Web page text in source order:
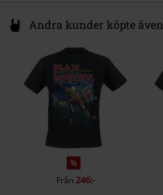
Andra kunder köpte även
%
Från 246:-